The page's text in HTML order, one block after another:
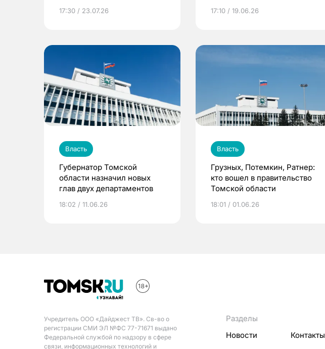
17:30 / 23.07.26 17:10 / 19.06.26
Власть
Губернатор Томской
области назначил новых
глав двух департаментов
18:02 / 11.06.26
Власть
Грузных, Потемкин, Ратнер:
кто вошел в правительство
Томской области
18:01 / 01.06.26
Учредитель ООО «Дайджест ТВ». Св-во о
регистрации СМИ ЭЛ №ФС 77-71671 выдано
Федеральной службой по надзору в сфере
связи, информационных технологий и
Разделы
Новости
Контакты